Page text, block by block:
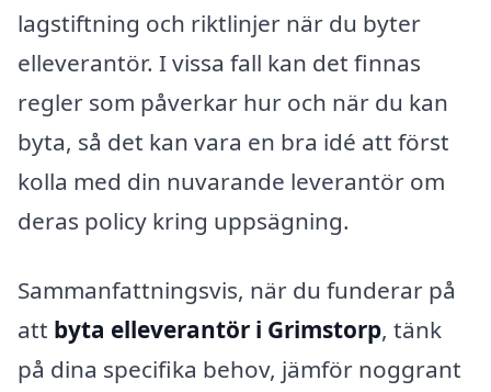
lagstiftning och riktlinjer när du byter
elleverantör. I vissa fall kan det finnas
regler som påverkar hur och när du kan
byta, så det kan vara en bra idé att först
kolla med din nuvarande leverantör om
deras policy kring uppsägning.
Sammanfattningsvis, när du funderar på
att byta elleverantör i Grimstorp, tänk
på dina specifika behov, jämför noggrant